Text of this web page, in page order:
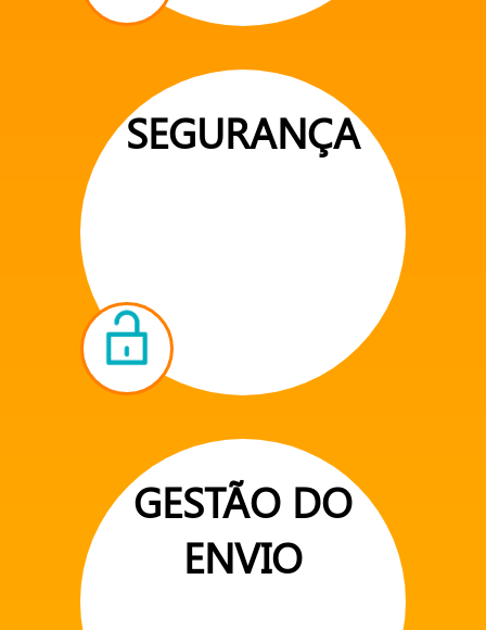
SEGURANÇA
GESTÃO DO
ENVIO